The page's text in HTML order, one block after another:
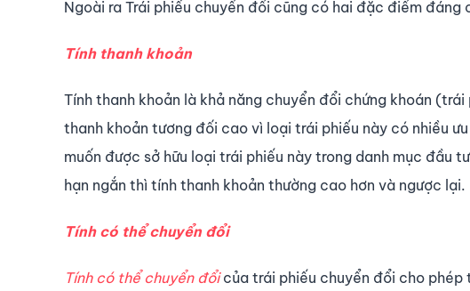
Ngoài ra Trái phiếu chuyển đổi cũng có hai đặc điểm đáng
Tính thanh khoản
Tính thanh khoản là khả năng chuyển đổi chứng khoán
thanh khoản tương đối cao vì loại trái phiếu này có nhiều
muốn được sở hữu loại trái phiếu này trong danh mục đầu
hạn ngắn thì tính thanh khoản thường cao hơn và ngược lại.
Tính có thể chuyển đổi
Tính có thể chuyển đổicủa trái phiếu chuyển đổi cho phép